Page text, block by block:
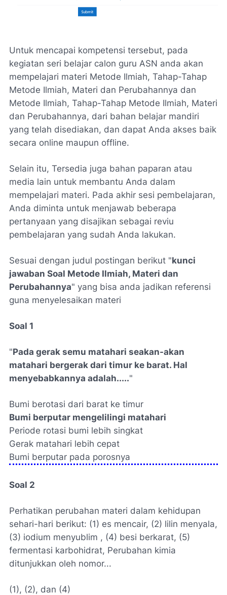
Untuk mencapai kompetensi tersebut, pada
kegiatan seri belajar calon guru ASN anda akan
mempelajari materi Metode Ilmiah, Tahap-Tahap
Metode Ilmiah, Materi dan Perubahannya dan
Metode Ilmiah, Tahap-Tahap Metode Ilmiah, Materi
dan Perubahannya, dari bahan belajar mandiri
yang telah disediakan, dan dapat Anda akses baik
secara online maupun offline.
Selain itu, Tersedia juga bahan paparan atau
media lain untuk membantu Anda dalam
mempelajari materi. Pada akhir sesi pembelajaran,
Anda diminta untuk menjawab beberapa
pertanyaan yang disajikan sebagai reviu
pembelajaran yang sudah Anda lakukan.
Sesuai dengan judul postingan berikut "kunci
jawaban Soal Metode Ilmiah, Materi dan
Perubahannya" yang bisa anda jadikan referensi
guna menyelesaikan materi
Soal 1
"Pada gerak semu matahari seakan-akan
matahari bergerak dari timur ke barat. Hal
menyebabkannya adalah....."
Bumi berotasi dari barat ke timur
Bumi berputar mengelilingi matahari
Periode rotasi bumi lebih singkat
Gerak matahari lebih cepat
Bumi berputar pada porosnya
Soal 2
Perhatikan perubahan materi dalam kehidupan
sehari-hari berikut: (1) es mencair, (2) lilin menyala,
(3) iodium menyublim , (4) besi berkarat, (5)
fermentasi karbohidrat, Perubahan kimia
ditunjukkan oleh nomor...
(1), (2), dan (4)